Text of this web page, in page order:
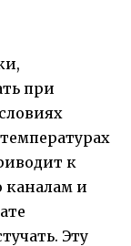
при
к
каналам и
Эту